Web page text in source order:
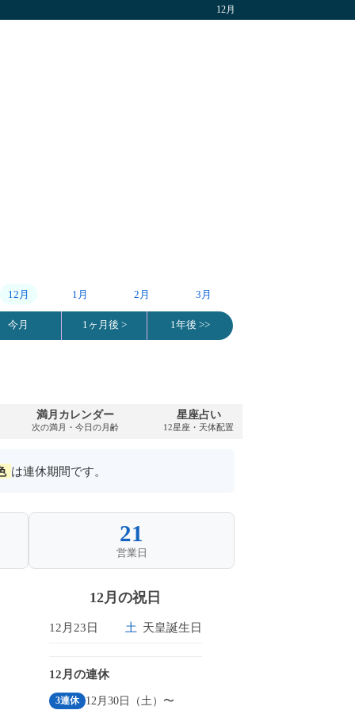
12月
12月 1月 2月 3月
今月 1ヶ月後 > 1年後 >>
満月カレンダー
次の満月・今日の月齢
星座占い
12星座・天体配置
は連休期間です。
21
営業日
12月の祝日
12月23日 土 天皇誕生日
12月の連休
3連休 12月30日（土）〜